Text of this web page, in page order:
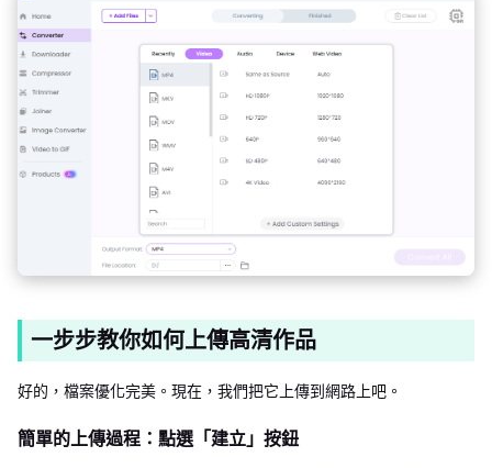
一步步教你如何上傳高清作品
好的，檔案優化完美。現在，我們把它上傳到網路上吧。
簡單的上傳過程：點選「建立」按鈕